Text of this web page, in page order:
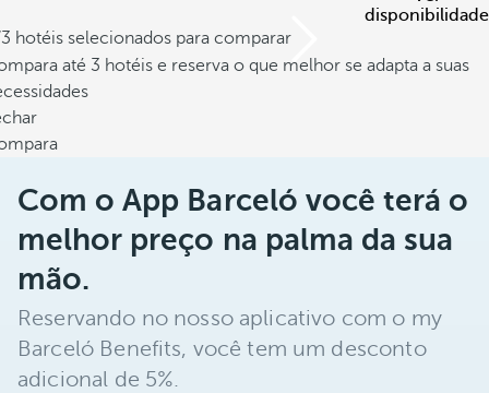
disponibilidade
hotéis selecionados para comparar
até 3 hotéis e reserva o que melhor se adapta a suas
Com o App Barceló você terá o
melhor preço na palma da sua
mão.
Reservando no nosso aplicativo com o my
Barceló Benefits, você tem um desconto
adicional de 5%.